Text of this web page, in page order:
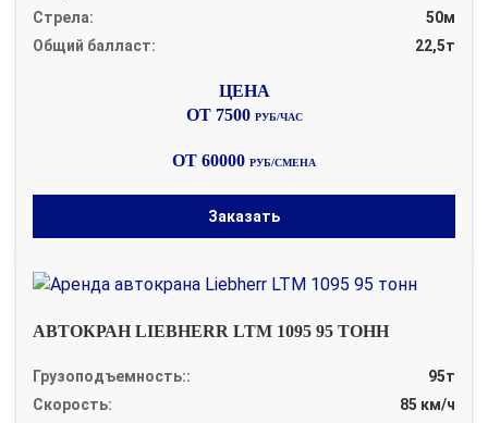
Стрела:
50м
Общий балласт:
22,5т
ОТ 7500 РУБ/ЧАС
ОТ 60000 РУБ/СМЕНА
Заказать
АВТОКРАН LIEBHERR LTM 1095 95 ТОНН
Грузоподъемность::
95т
Скорость:
85 км/ч